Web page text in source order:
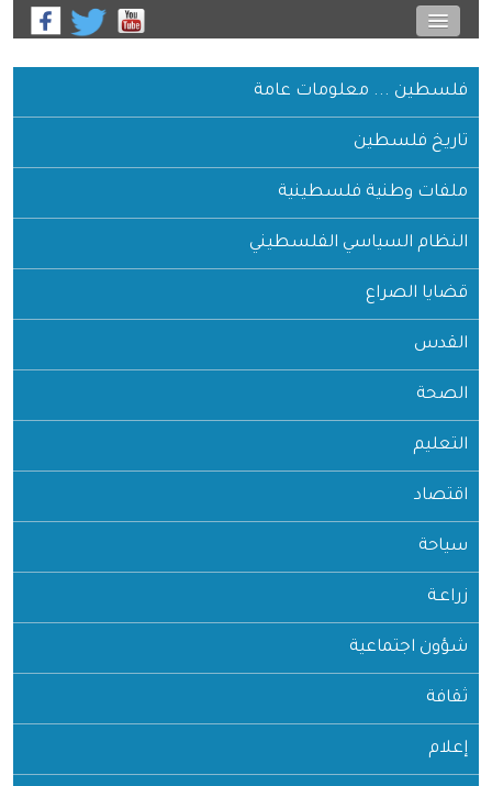
فلسطين ... معلومات عامة
تاريخ فلسطين
ملفات وطنية فلسطينية
النظام السياسي الفلسطيني
قضايا الصراع
القدس
الصحة
التعليم
اقتصاد
سياحة
زراعـة
شؤون اجتماعية
ثقافة
إعلام